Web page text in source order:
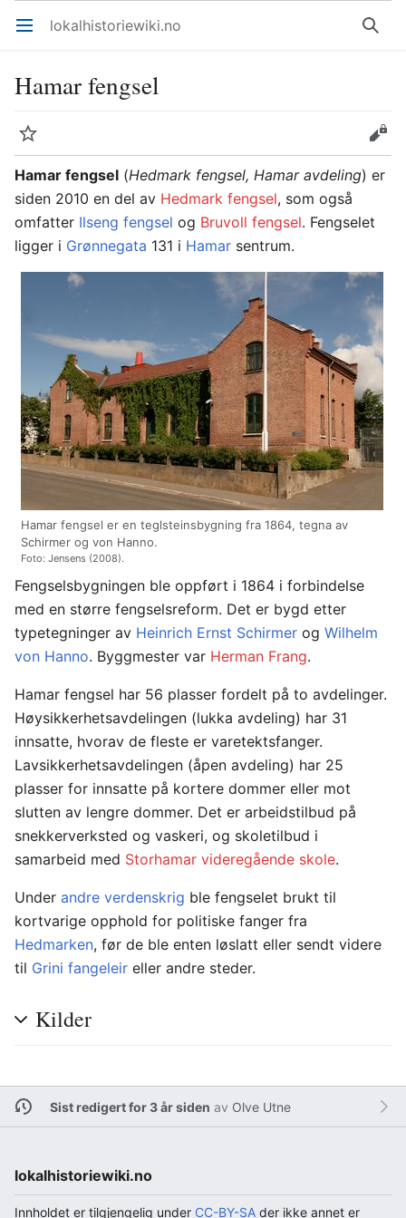
Åpne hovedmenyen lokalhistoriewiki.no Søk
Hamar fengsel
Overvåk
Rediger
Hamar fengsel (Hedmark fengsel, Hamar avdeling) er
siden 2010 en del av Hedmark fengsel, som også
omfatter Ilseng fengsel og Bruvoll fengsel. Fengselet
ligger i Grønnegata 131 i Hamar sentrum.
Hamar fengsel er en teglsteinsbygning fra 1864, tegna av
Schirmer og von Hanno.
Foto: Jensens (2008).
Fengselsbygningen ble oppført i 1864 i forbindelse
med en større fengselsreform. Det er bygd etter
typetegninger av Heinrich Ernst Schirmer og Wilhelm
von Hanno. Byggmester var Herman Frang.
Hamar fengsel har 56 plasser fordelt på to avdelinger.
Høysikkerhetsavdelingen (lukka avdeling) har 31
innsatte, hvorav de fleste er varetektsfanger.
Lavsikkerhetsavdelingen (åpen avdeling) har 25
plasser for innsatte på kortere dommer eller mot
slutten av lengre dommer. Det er arbeidstilbud på
snekkerverksted og vaskeri, og skoletilbud i
samarbeid med Storhamar videregående skole.
Under andre verdenskrig ble fengselet brukt til
kortvarige opphold for politiske fanger fra
Hedmarken, før de ble enten løslatt eller sendt videre
til Grini fangeleir eller andre steder.
Kilder
Sist redigert for 3 år siden av Olve Utne
lokalhistoriewiki.no
Innholdet er tilgjengelig under CC-BY-SA der ikke annet er